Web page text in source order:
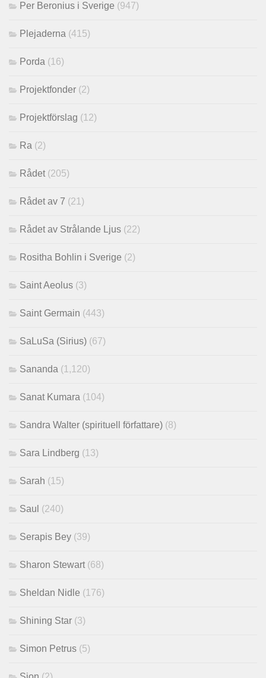
Per Beronius i Sverige (947)
Plejaderna (415)
Porda (16)
Projektfonder (2)
Projektförslag (12)
Ra (2)
Rådet (205)
Rådet av 7 (21)
Rådet av Strålande Ljus (22)
Rositha Bohlin i Sverige (2)
Saint Aeolus (3)
Saint Germain (443)
SaLuSa (Sirius) (67)
Sananda (1,120)
Sanat Kumara (104)
Sandra Walter (spirituell författare) (8)
Sara Lindberg (13)
Sarah (15)
Saul (240)
Serapis Bey (39)
Sharon Stewart (68)
Sheldan Nidle (176)
Shining Star (3)
Simon Petrus (5)